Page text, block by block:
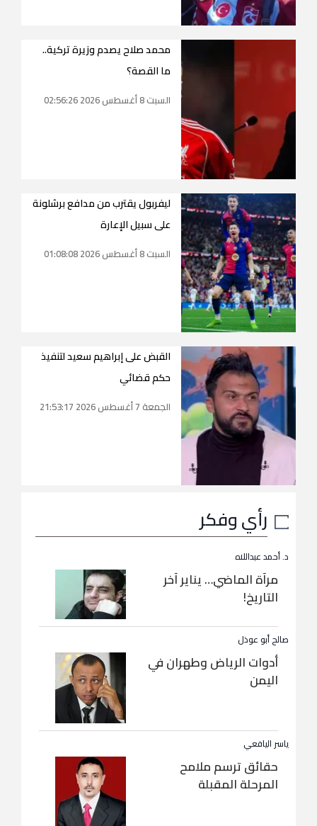
محمد صلاح يصدم وزيرة تركية..
ما القصة؟
السبت 8 أغسطس 2026 02:56:26
ليفربول يقترب من مدافع برشلونة
على سبيل الإعارة
السبت 8 أغسطس 2026 01:08:08
القبض على إبراهيم سعيد لتنفيذ
حكم قضائي
الجمعة 7 أغسطس 2026 21:53:17
رأي وفكر
د. أحمد عبداللاه
مرآة الماضي… يناير آخر
التاريخ!
صالح أبو عوذل
أدوات الرياض وطهران في
اليمن
ياسر اليافعي
حقائق ترسم ملامح
المرحلة المقبلة